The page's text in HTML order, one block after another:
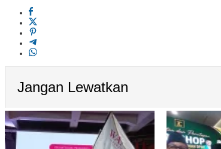
Jangan Lewatkan